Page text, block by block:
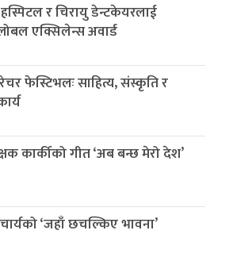
र चिरायु डेन्टकेयरलाई
एक्सिलेन्स अवार्ड
फेस्टिभलः साहित्य, संस्कृति र
कार्कीको गीत ‘अब बन्छ मेरो देश’
‘जहाँ छचल्किए भावना’